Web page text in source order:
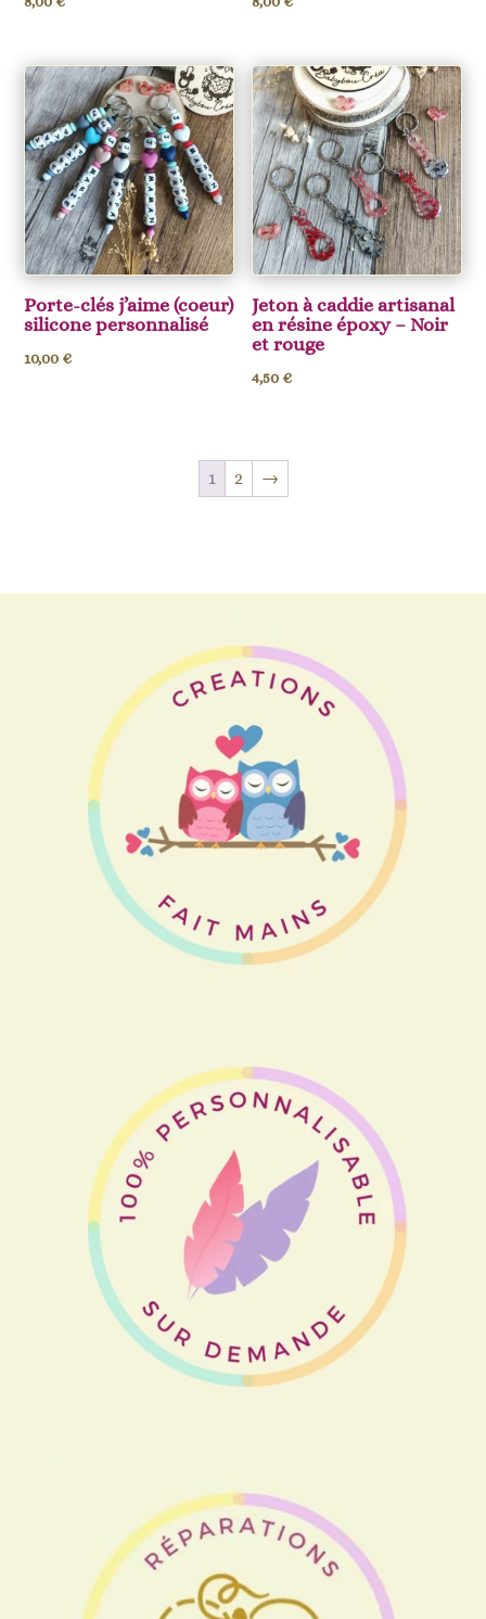
Porte-clés j’aime (coeur)
silicone personnalisé
10,00 €
Jeton à caddie artisanal
en résine époxy – Noir
et rouge
4,50 €
1 2 →